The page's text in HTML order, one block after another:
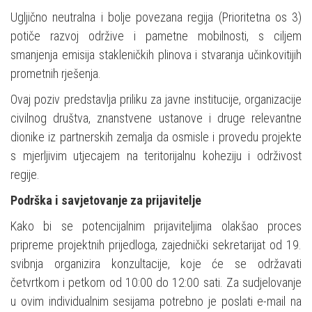
Ugljično neutralna i bolje povezana regija (Prioritetna os 3)
potiče razvoj održive i pametne mobilnosti, s ciljem
smanjenja emisija stakleničkih plinova i stvaranja učinkovitijih
prometnih rješenja.
Ovaj poziv predstavlja priliku za javne institucije, organizacije
civilnog društva, znanstvene ustanove i druge relevantne
dionike iz partnerskih zemalja da osmisle i provedu projekte
s mjerljivim utjecajem na teritorijalnu koheziju i održivost
regije.
Podrška i savjetovanje za prijavitelje
Kako bi se potencijalnim prijaviteljima olakšao proces
pripreme projektnih prijedloga, zajednički sekretarijat od 19.
svibnja organizira konzultacije, koje će se održavati
četvrtkom i petkom od 10:00 do 12:00 sati. Za sudjelovanje
u ovim individualnim sesijama potrebno je poslati e-mail na